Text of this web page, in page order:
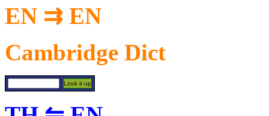
EN ⇉ EN
Cambridge Dict